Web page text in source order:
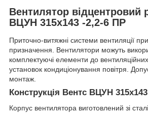
Вентилятор відцентровий
ВЦУН 315х143 -2,2-6 ПР
Приточно-витяжні системи вентиляції
призначення. Вентилятори можуть
комплектуючі елементи до
установок кондиціонування повітря.
монтаж.
Конструкція Вентс ВЦУН
Корпус вентилятора виготовлений зі